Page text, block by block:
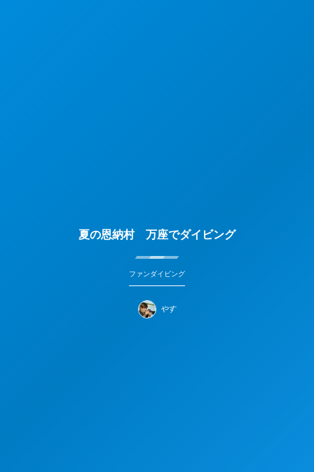
夏の恩納村 万座でダイビング
ファンダイビング
やす